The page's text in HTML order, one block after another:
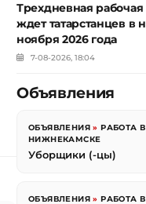
Трехдневная
ждет татарстанцев в
ноября 2026 года
7-08-2026, 18:04
Объявления
ОБЪЯВЛЕНИЯ »РАБОТА В
НИЖНЕКАМСКЕ
Уборщики (-цы)
ОБЪЯВЛЕНИЯ »РАБОТА В